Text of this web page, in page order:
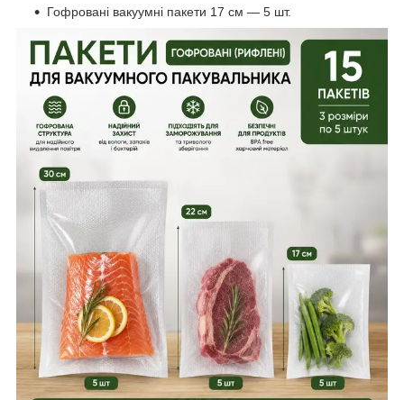
Гофровані вакуумні пакети 17 см — 5 шт.